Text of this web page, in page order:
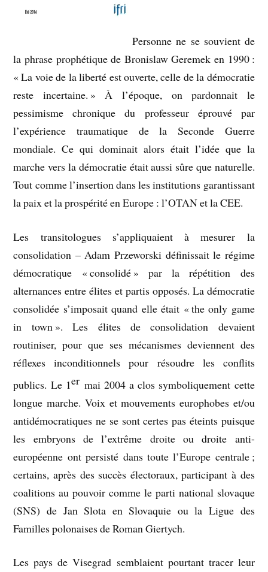
Personne ne se souvient de
la phrase prophétique de Bronislaw Geremek en 1990 :
« La voie de la liberté est ouverte, celle de la démocratie
reste incertaine. » À l’époque, on pardonnait le
pessimisme chronique du professeur éprouvé par
l’expérience traumatique de la Seconde Guerre
mondiale. Ce qui dominait alors était l’idée que la
marche vers la démocratie était aussi sûre que naturelle.
Tout comme l’insertion dans les institutions garantissant
la paix et la prospérité en Europe : l’OTAN et la CEE.
Les transitologues s’appliquaient à mesurer la
consolidation – Adam Przeworski définissait le régime
démocratique « consolidé » par la répétition des
alternances entre élites et partis opposés. La démocratie
consolidée s’imposait quand elle était « the only game
in town ». Les élites de consolidation devaient
routiniser, pour que ses mécanismes deviennent des
réflexes inconditionnels pour résoudre les conflits
publics. Le 1ermai 2004 a clos symboliquement cette
longue marche. Voix et mouvements europhobes et/ou
antidémocratiques ne se sont certes pas éteints puisque
les embryons de l’extrême droite ou droite anti-
européenne ont persisté dans toute l’Europe centrale ;
certains, après des succès électoraux, participant à des
coalitions au pouvoir comme le parti national slovaque
(SNS) de Jan Slota en Slovaquie ou la Ligue des
Familles polonaises de Roman Giertych.
Les pays de Visegrad semblaient pourtant tracer leur